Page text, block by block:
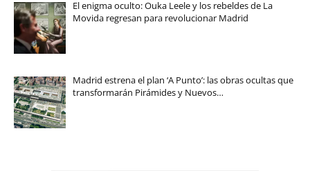
El enigma oculto: Ouka Leele y los rebeldes de La
Movida regresan para revolucionar Madrid
Madrid estrena el plan ‘A Punto’: las obras ocultas que
transformarán Pirámides y Nuevos…